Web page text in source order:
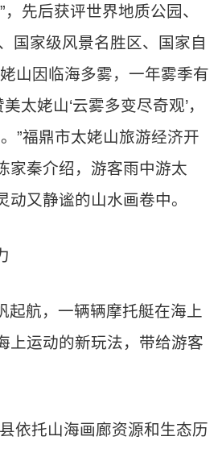
先后获评世界地质公园、
国家级风景名胜区、国家自
山因临海多雾，一年雾季有
太姥山‘云雾多变尽奇观’，
”福鼎市太姥山旅游经济开
家秦介绍，游客雨中游太
动又静谧的山水画卷中。
起航，一辆辆摩托艇在海上
运动的新玩法，带给游客
依托山海画廊资源和生态历